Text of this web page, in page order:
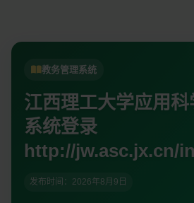
教务管理系统
江西理工大学应用
系统登录
http://jw.asc.jx.cn/
发布时间： 2026年8月9日